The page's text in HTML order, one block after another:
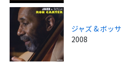
ジャズ & ボッサ
2008